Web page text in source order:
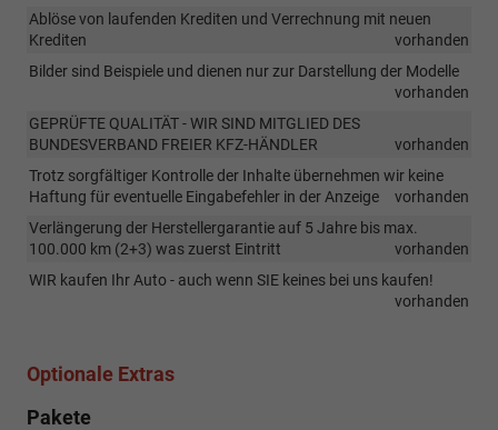
Ablöse von laufenden Krediten und Verrechnung mit neuen
Krediten
vorhanden
Bilder sind Beispiele und dienen nur zur Darstellung der Modelle
vorhanden
GEPRÜFTE QUALITÄT - WIR SIND MITGLIED DES
BUNDESVERBAND FREIER KFZ-HÄNDLER
vorhanden
Trotz sorgfältiger Kontrolle der Inhalte übernehmen wir keine
Haftung für eventuelle Eingabefehler in der Anzeige
vorhanden
Verlängerung der Herstellergarantie auf 5 Jahre bis max.
100.000 km (2+3) was zuerst Eintritt
vorhanden
WIR kaufen Ihr Auto - auch wenn SIE keines bei uns kaufen!
vorhanden
Optionale Extras
Pakete